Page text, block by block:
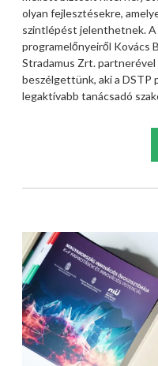
olyan fejlesztésekre,
szintlépést jelenthetnek. A
programelőnyeiről Kovács
Stradamus Zrt. partnerével
beszélgettünk, aki a DSTP
legaktívabb tanácsadó